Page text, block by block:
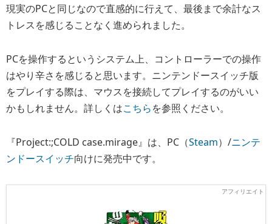
現実のPCと同じなので直感的に行えて、最後まで余計なス
トレスを感じることなく進められました。
PCを操作するというシステム上、コントローラーでの操作
はやり辛さを感じると思います。ニンテンドースイッチ版
をプレイする際は、マウスを接続してプレイするのがいい
かもしれません。詳しくはこちらを参照ください。
『Project:;COLD case.mirage』は、PC（Steam）/ニンテ
ンドースイッチ向けに発売中です。